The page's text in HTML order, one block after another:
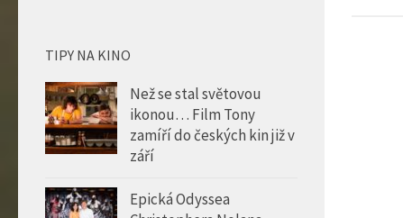
TIPY NA KINO
Než se stal světovou
ikonou… Film Tony
zamíří do českých kin již v
září
Epická Odyssea